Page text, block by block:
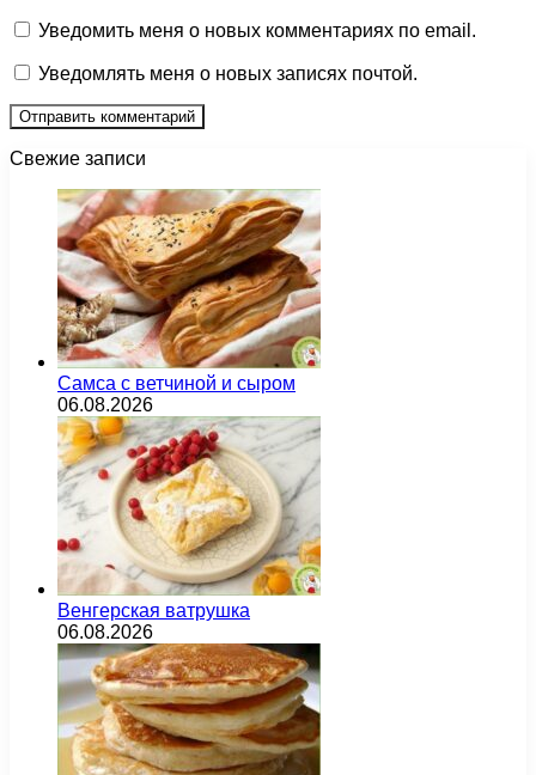
Уведомить меня о новых комментариях по email.
Уведомлять меня о новых записях почтой.
Свежие записи
Самса с ветчиной и сыром
06.08.2026
Венгерская ватрушка
06.08.2026